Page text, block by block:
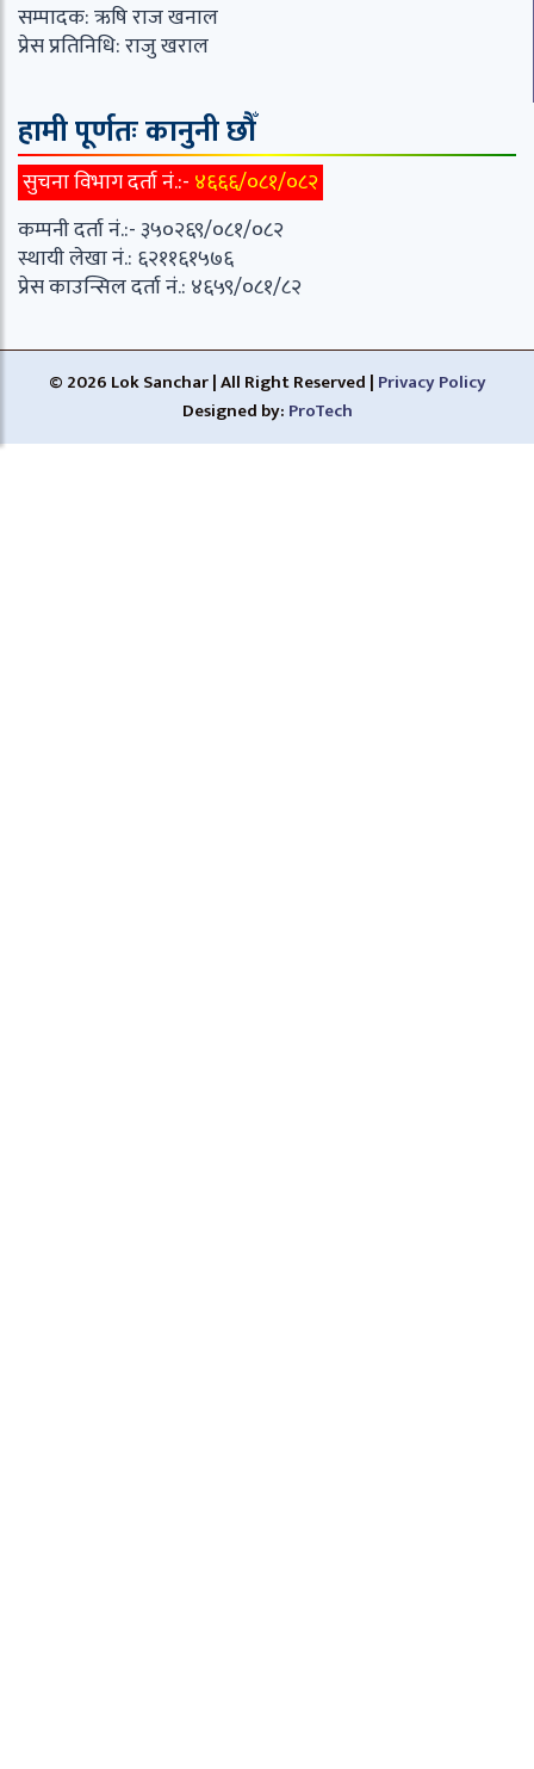
सम्पादक: ऋषि राज खनाल
प्रेस प्रतिनिधि: राजु खराल
हामी पूर्णतः कानुनी छौँ
सुचना विभाग दर्ता नं.:- ४६६६/०८१/०८२
कम्पनी दर्ता नं.:- ३५०२६९/०८१/०८२
स्थायी लेखा नं.: ६२११६१५७६
प्रेस काउन्सिल दर्ता नं.: ४६५९/०८१/८२
© 2026 Lok Sanchar | All Right Reserved | Privacy Policy
Designed by: ProTech